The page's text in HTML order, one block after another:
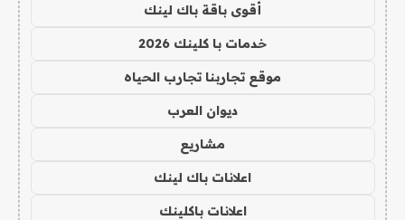
أقوى باقة باك لينك
خدمات با كلينك 2026
موقع تجاربنا تجارب الحياه
ديوان العرب
مشاريع
اعلانات باك لينك
اعلانات باكلينك